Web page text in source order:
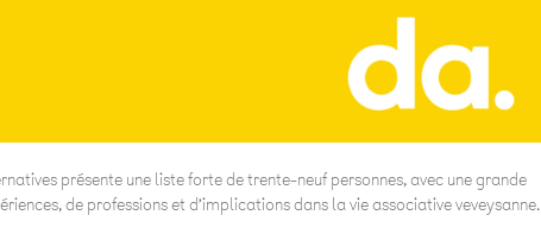
présente une liste forte de trente-neuf personnes, avec une grande
de professions et d’implications dans la vie associative veveysanne.